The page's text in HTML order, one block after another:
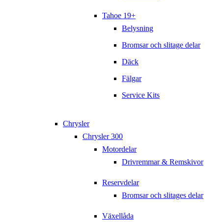
Tahoe 19+
Belysning
Bromsar och slitage delar
Däck
Fälgar
Service Kits
Chrysler
Chrysler 300
Motordelar
Drivremmar & Remskivor
Reservdelar
Bromsar och slitages delar
Växellåda